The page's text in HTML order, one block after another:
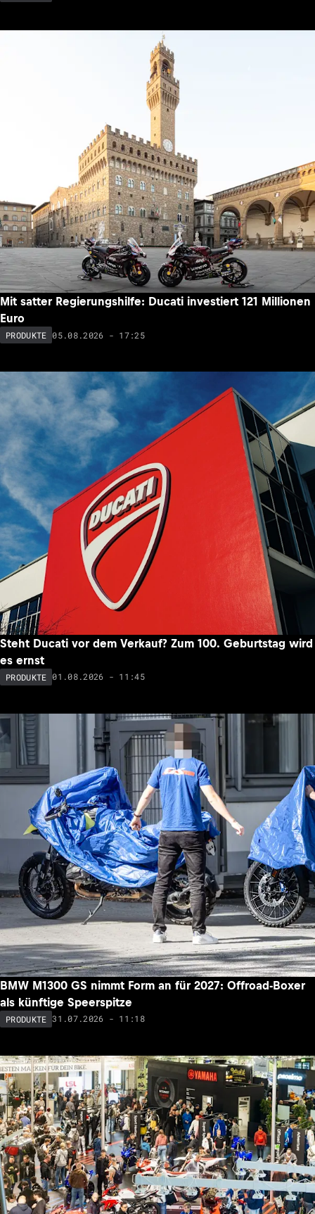
Mit satter Regierungshilfe: Ducati investiert 121 Millionen
Euro
PRODUKTE 05.08.2026 - 17:25
Steht Ducati vor dem Verkauf? Zum 100. Geburtstag wird
es ernst
PRODUKTE 01.08.2026 - 11:45
BMW M1300 GS nimmt Form an für 2027: Offroad-Boxer
als künftige Speerspitze
PRODUKTE 31.07.2026 - 11:18